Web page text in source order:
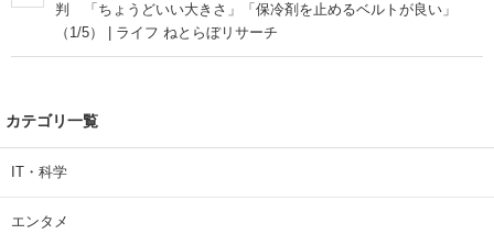
判 「ちょうどいい大きさ」「保冷剤を止めるベルトが良い」
（1/5） | ライフ ねとらぼリサーチ
カテゴリ一覧
IT・科学
エンタメ